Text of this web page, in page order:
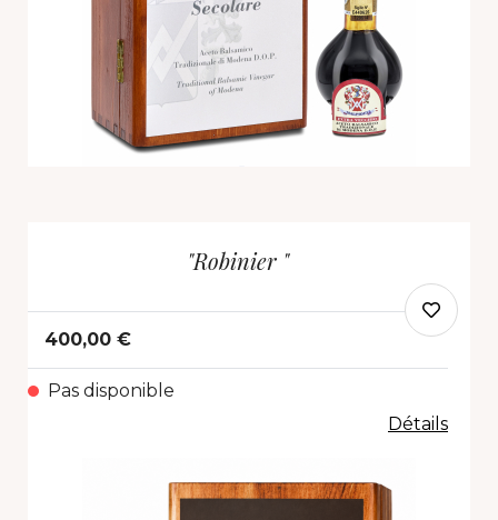
"Robinier "
400,00 €
Pas disponible
Détails